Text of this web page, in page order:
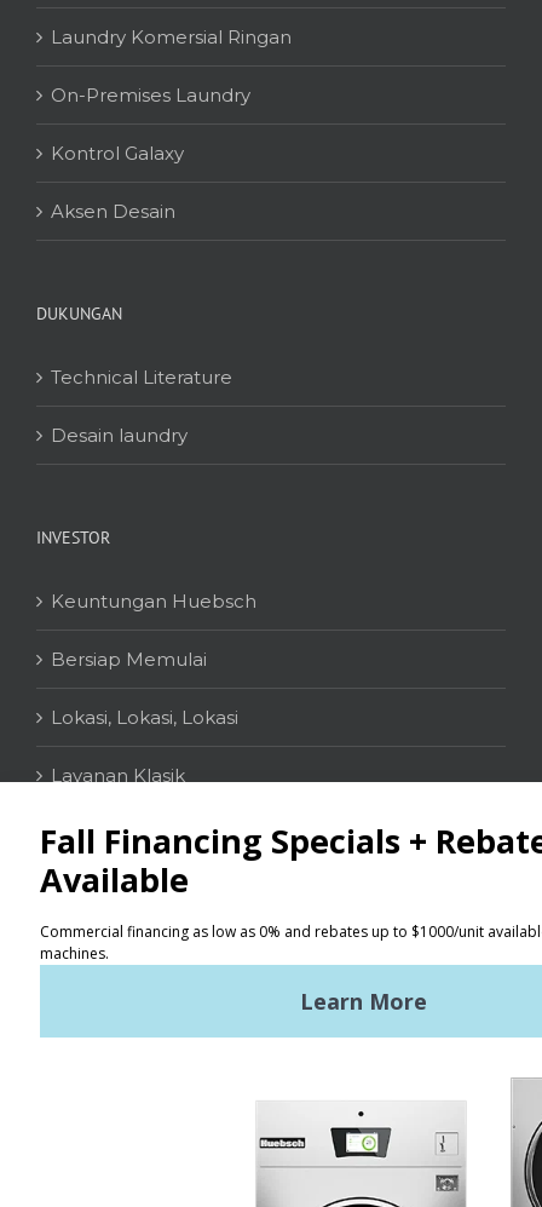
Laundry Komersial Ringan
On-Premises Laundry
Kontrol Galaxy
Aksen Desain
DUKUNGAN
Technical Literature
Desain laundry
INVESTOR
Keuntungan Huebsch
Bersiap Memulai
Lokasi, Lokasi, Lokasi
Layanan Klasik
KONTAK
Penemu Lokasi